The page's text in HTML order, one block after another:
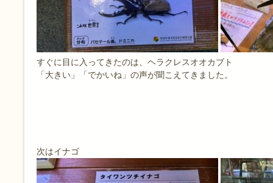
すぐに目に入ってきたのは、ヘラクレスオオカブト
「大きい」「でかいね」の声が聞こえてきました。
次はイナゴ